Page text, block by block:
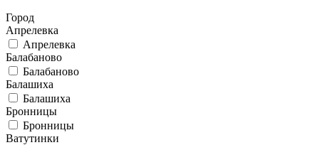
Город
Апрелевка
Апрелевка
Балабаново
Балабаново
Балашиха
Балашиха
Бронницы
Бронницы
Ватутинки